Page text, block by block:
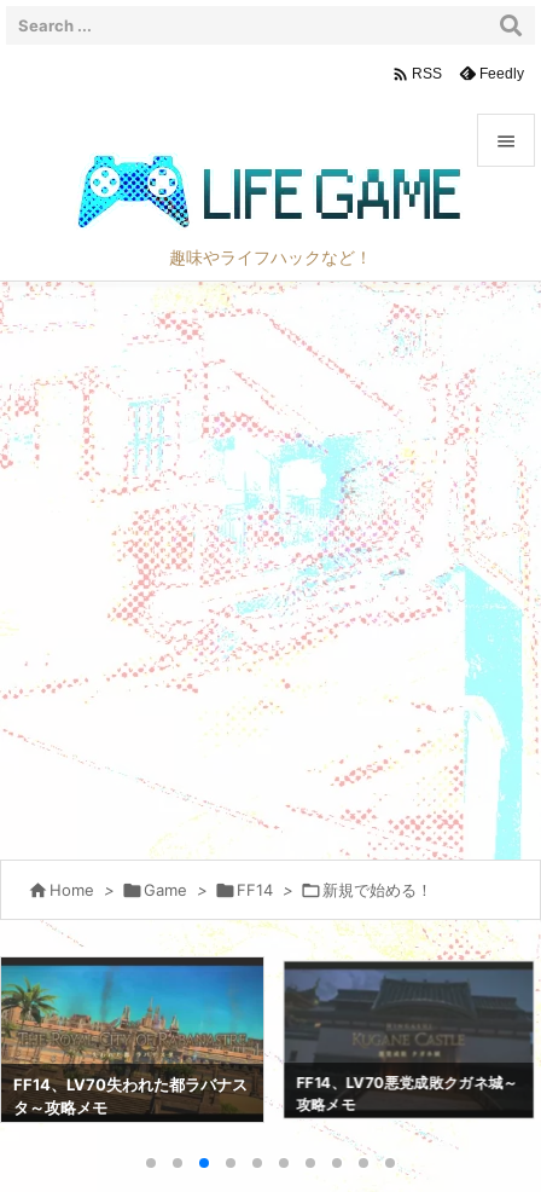
趣味やライフハックなど！

サイド

次へ

検索
 RSS Feedly
 Home > Game > FF14 > 新規で始める！
FF14、LV70失われた都ラバナス
タ～攻略メモ
FF14、LV70悪党成敗クガネ城～
攻略メモ